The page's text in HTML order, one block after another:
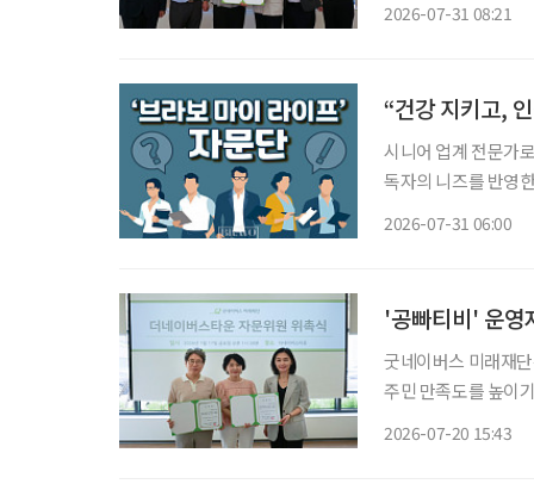
2026-07-31 08:21
“건강 지키고,
시니어 업계 전문가
독자의 니즈를 반영한
2026-07-31 06:00
'공빠티비' 운영
굿네이버스 미래재
주민 만족도를 높이
2026-07-20 15:43